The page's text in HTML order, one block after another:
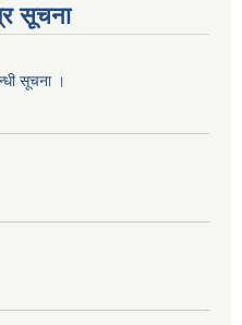
सूचना
सूचना ।